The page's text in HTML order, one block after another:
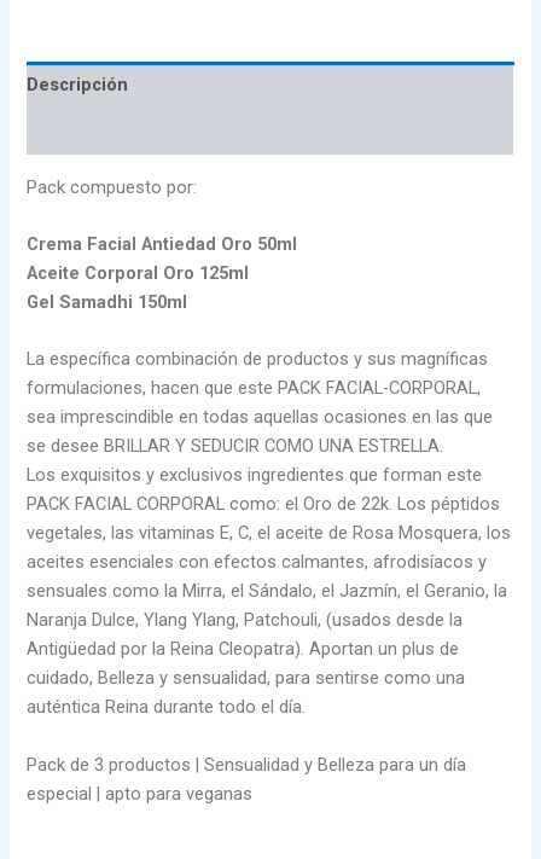
Descripción
Pack compuesto por:
Crema Facial Antiedad Oro 50ml
Aceite Corporal Oro 125ml
Gel Samadhi 150ml
La específica combinación de productos y sus magníficas
formulaciones, hacen que este PACK FACIAL-CORPORAL,
sea imprescindible en todas aquellas ocasiones en las que
se desee BRILLAR Y SEDUCIR COMO UNA ESTRELLA.
Los exquisitos y exclusivos ingredientes que forman este
PACK FACIAL CORPORAL como: el Oro de 22k. Los péptidos
vegetales, las vitaminas E, C, el aceite de Rosa Mosquera, los
aceites esenciales con efectos calmantes, afrodisíacos y
sensuales como la Mirra, el Sándalo, el Jazmín, el Geranio, la
Naranja Dulce, Ylang Ylang, Patchouli, (usados desde la
Antigüedad por la Reina Cleopatra). Aportan un plus de
cuidado, Belleza y sensualidad, para sentirse como una
auténtica Reina durante todo el día.
Pack de 3 productos | Sensualidad y Belleza para un día
especial | apto para veganas